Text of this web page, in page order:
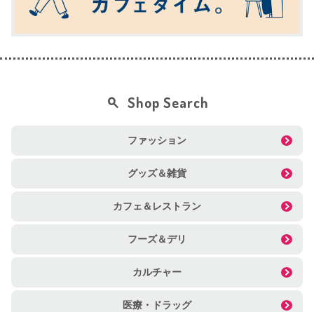
Shop Search
ファッション
グッズ＆雑貨
カフェ＆レストラン
フーズ＆デリ
カルチャー
医療・ドラッグ